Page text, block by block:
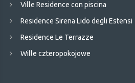
Ville Residence con piscina
Residence Sirena Lido degli Estensi
Residence Le Terrazze
Wille czteropokojowe